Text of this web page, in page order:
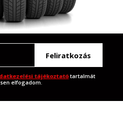
Feliratkozás
tájékoztatótartalmát
elfogadom.